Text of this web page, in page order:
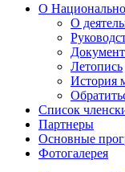
О
О
Летопись
История
Список
Партнеры
Основные
Фотогалерея